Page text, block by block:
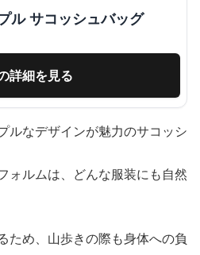
ル サコッシュバッグ
詳細を見る
ルなデザインが魅力のサコッシ
ォルムは、どんな服装にも自然
ため、山歩きの際も身体への負